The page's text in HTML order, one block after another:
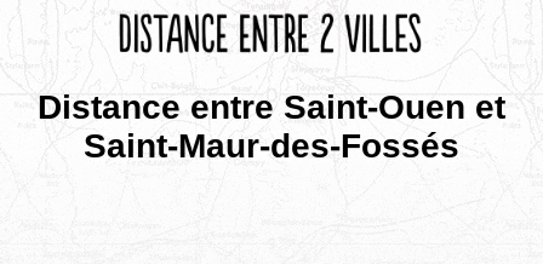
Distance entre Saint-Ouen et
Saint-Maur-des-Fossés